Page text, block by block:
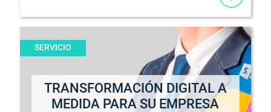
SERVICIO
TRANSFORMACIÓN DIGITAL A
MEDIDA PARA SU EMPRESA